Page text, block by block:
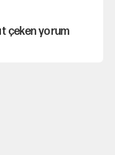
çeken yorum